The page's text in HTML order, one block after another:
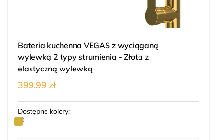
Bateria kuchenna VEGAS z wyciąganą
wylewką 2 typy strumienia - Złota z
elastyczną wylewką
399.99 zł
Dostępne kolory: